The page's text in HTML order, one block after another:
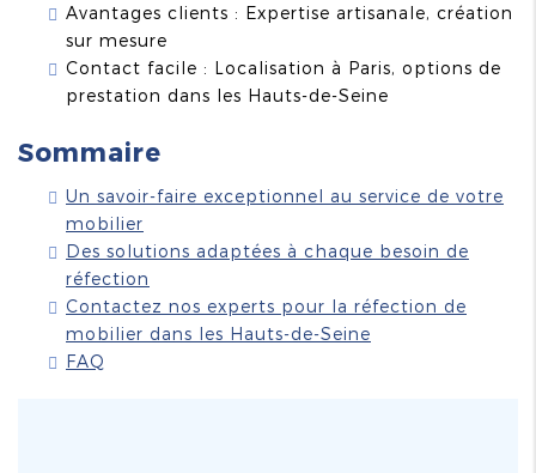
Avantages clients : Expertise artisanale, création
sur mesure
Contact facile : Localisation à Paris, options de
prestation dans les Hauts-de-Seine
Sommaire
Un savoir-faire exceptionnel au service de votre
mobilier
Des solutions adaptées à chaque besoin de
réfection
Contactez nos experts pour la réfection de
mobilier dans les Hauts-de-Seine
FAQ